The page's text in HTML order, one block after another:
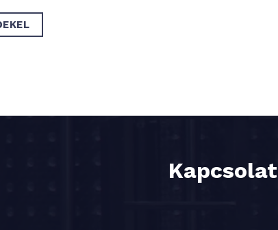
Kapcsolat